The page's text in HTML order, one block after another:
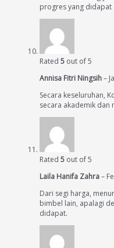
progres yang didapat
Rated 5 out of 5
Annisa Fitri Ningsih–
Secara keseluruhan,
secara akademik dan
Rated 5 out of 5
Laila Hanifa Zahra–
Dari segi harga,
bimbel lain, apalagi
didapat.